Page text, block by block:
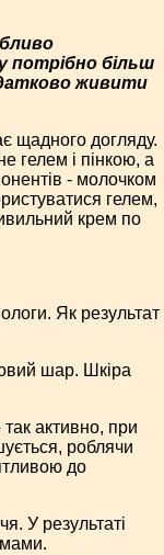
потрібно більш
живити
щадного догляду.
гелем і пінкою, а
- молочком
гелем,
крем по
Як результат
шар. Шкіра
активно, при
роблячи
до
У результаті